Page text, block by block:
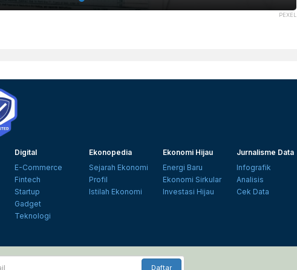
PEXEL
Digital
E-Commerce
Fintech
Startup
Gadget
Teknologi
Ekonopedia
Sejarah Ekonomi
Profil
Istilah Ekonomi
Ekonomi Hijau
Energi Baru
Ekonomi Sirkular
Investasi Hijau
Jurnalisme Data
Infografik
Analisis
Cek Data
Daftar